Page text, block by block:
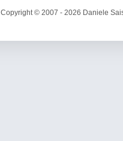
Copyright © 2007 - 2026 Daniele